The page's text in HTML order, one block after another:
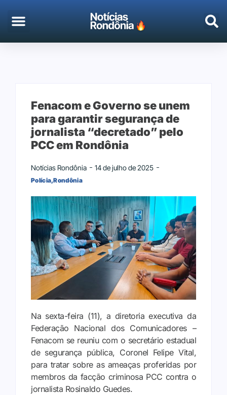
Fenacom e Governo se unem
para garantir segurança de
jornalista “decretado” pelo
PCC em Rondônia
Notícias Rondônia 14 de julho de 2025
Polícia,Rondônia
Na sexta-feira (11), a diretoria executiva da
Federação Nacional dos Comunicadores –
Fenacom se reuniu com o secretário estadual
de segurança pública, Coronel Felipe Vital,
para tratar sobre as ameaças proferidas por
membros da facção criminosa PCC contra o
jornalista Rosinaldo Guedes.